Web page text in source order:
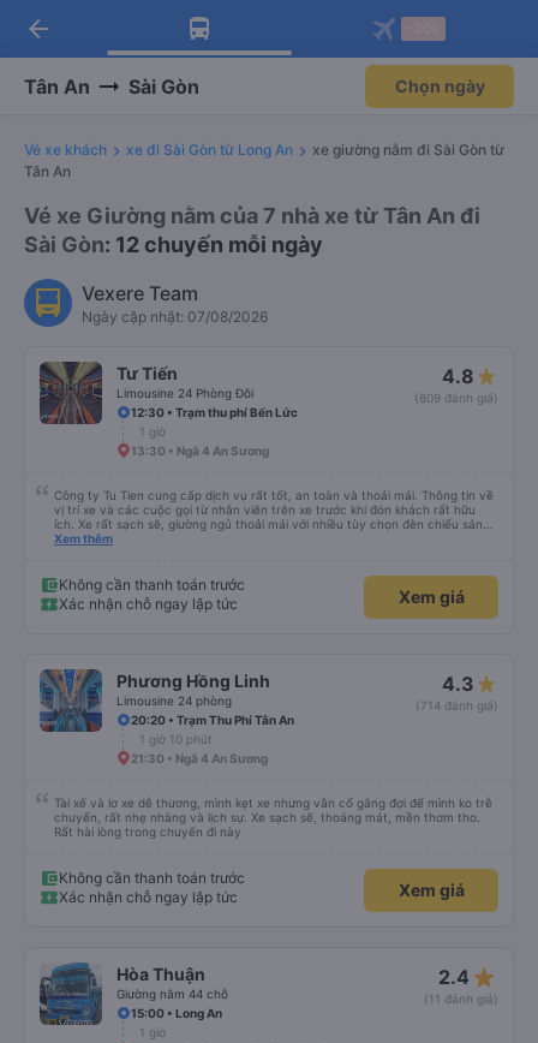
Tải app Vexere ngay!
Nhận ưu đãi thành viên độc
Mở app
Tải app Vexere
-30k/ghế khi đặt vé máy bay qua
Mở app
arrow_back
Tân An Sài Gòn Chọn ngày
Vé xe khách xe đi Sài Gòn từ Long An
xe giường nằm đi Sài Gòn từ
Tân An
Vé xe Giường nằm của 7 nhà xe từ Tân An đi
Sài Gòn: 12 chuyến mỗi ngày
Vexere Team
Ngày cập nhật: 07/08/2026
Tư Tiến
Limousine 24 Phòng Đôi
4.8
(809 đánh giá)
12:30 • Trạm thu phí Bến Lức
1 giờ
13:30 • Ngã 4 An Sương
Công ty Tu Tien cung cấp dịch vụ rất tốt, an toàn và thoải mái. Thông tin về
vị trí xe và các cuộc gọi từ nhân viên trên xe trước khi đón khách rất hữu
ích. Xe rất sạch sẽ, giường ngủ thoải mái với nhiều tùy chọn đèn chiếu sáng
và cổng USB được đặt ở vị trí thuận tiện. Nhân viên rất lịch sự và xe đến
Xem thêm
Không cần thanh toán trước
Xác nhận chỗ ngay lập tức
Xem giá
Phương Hồng Linh
Limousine 24 phòng
4.3
(714 đánh giá)
20:20 • Trạm Thu Phí Tân An
1 giờ 10 phút
21:30 • Ngã 4 An Sương
Tài xế và lơ xe dễ thương, mình kẹt xe nhưng vẫn cố gắng đợi để mình ko trễ
chuyến, rất nhẹ nhàng và lịch sự. Xe sạch sẽ, thoáng mát, mền thơm tho.
Rất hài lòng trong chuyến đi này
Không cần thanh toán trước
Xác nhận chỗ ngay lập tức
Xem giá
Hòa Thuận
Giường nằm 44 chỗ
2.4 star_rate
(11 đánh giá)
15:00 • Long An
1 giờ